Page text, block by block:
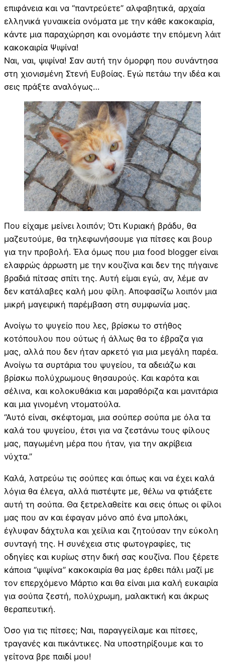
επιφάνεια και να “παντρεύετε” αλφαβητικά, αρχαία
ελληνικά γυναικεία ονόματα με την κάθε κακοκαιρία,
κάντε μια παραχώρηση και ονομάστε την επόμενη λάιτ
κακοκαιρία Ψιψίνα!
Ναι, ναι, ψιψίνα! Σαν αυτή την όμορφη που συνάντησα
στη χιονισμένη Στενή Ευβοίας. Εγώ πετάω την ιδέα και
σεις πράξτε αναλόγως…
Που είχαμε μείνει λοιπόν; Ότι Κυριακή βράδυ, θα
μαζευτούμε, θα τηλεφωνήσουμε για πίτσες και βουρ
για την προβολή. Έλα όμως που μια food blogger είναι
ελαφρώς άρρωστη με την κουζίνα και δεν της πήγαινε
βραδιά πίτσας σπίτι της. Αυτή είμαι εγώ, αν, λέμε αν
δεν κατάλαβες καλή μου φίλη. Αποφασίζω λοιπόν μια
μικρή μαγειρική παρέμβαση στη συμφωνία μας.
Ανοίγω το ψυγείο που λες, βρίσκω το στήθος
κοτόπουλου που ούτως ή άλλως θα το έβραζα για
μας, αλλά που δεν ήταν αρκετό για μια μεγάλη παρέα.
Ανοίγω τα συρτάρια του ψυγείου, τα αδειάζω και
βρίσκω πολύχρωμους θησαυρούς. Και καρότα και
σέλινα, και κολοκυθάκια και μαραθόριζα και μανιτάρια
και μια γινομένη ντοματούλα.
“Αυτό είναι, σκέφτομαι, μια σούπερ σούπα με όλα τα
καλά του ψυγείου, έτσι για να ζεστάνω τους φίλους
μας, παγωμένη μέρα που ήταν, για την ακρίβεια
νύχτα.”
Καλά, λατρεύω τις σούπες και όπως και να έχει καλά
λόγια θα έλεγα, αλλά πιστέψτε με, θέλω να φτιάξετε
αυτή τη σούπα. Θα ξετρελαθείτε και σεις όπως οι φίλοι
μας που αν και έφαγαν μόνο από ένα μπολάκι,
έγλυφαν δάχτυλα και χείλια και ζητούσαν την εύκολη
συνταγή της. Η συνέχεια στις φωτογραφίες, τις
οδηγίες και κυρίως στην δική σας κουζίνα. Που ξέρετε
κάποια “ψιψίνα” κακοκαιρία θα μας έρθει πάλι μαζί με
τον επερχόμενο Μάρτιο και θα είναι μια καλή ευκαιρία
για σούπα ζεστή, πολύχρωμη, μαλακτική και άκρως
θεραπευτική.
Όσο για τις πίτσες; Ναι, παραγγείλαμε και πίτσες,
τραγανές και πικάντικες. Να υποστηρίξουμε και το
γείτονα βρε παιδί μου!